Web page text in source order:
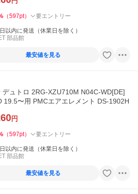
（597pt） 要エントリー
以内に発送（休業日を除く）
部品館
最安値を見る
デュトロ 2RG-XZU710M N04C-WD[DE]
19.5〜用 PMCエアエレメント DS-1902H
円
（597pt） 要エントリー
以内に発送（休業日を除く）
部品館
最安値を見る